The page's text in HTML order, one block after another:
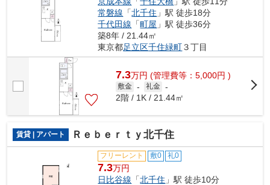
常磐線 「北千住 」駅 徒歩18分
千代田線 「町屋 」駅 徒歩36分
築8年 / 21.44㎡
東京都足立区千住緑町３丁目
7.3万円 (管理費等：5,000円 )
敷金 - 礼金 -
2階 / 1K / 21.44㎡
賃貸 | アパート Ｒｅｂｅｒｔｙ北千住
フリーレント 敷0 礼0
7.3万円
日比谷線 「北千住 」駅 徒歩10分